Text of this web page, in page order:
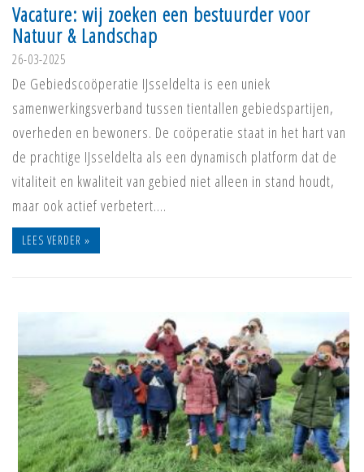
Vacature: wij zoeken een bestuurder voor
Natuur & Landschap
26-03-2025
De Gebiedscoöperatie IJsseldelta is een uniek
samenwerkingsverband tussen tientallen gebiedspartijen,
overheden en bewoners. De coöperatie staat in het hart van
de prachtige IJsseldelta als een dynamisch platform dat de
vitaliteit en kwaliteit van gebied niet alleen in stand houdt,
maar ook actief verbetert.…
LEES VERDER »